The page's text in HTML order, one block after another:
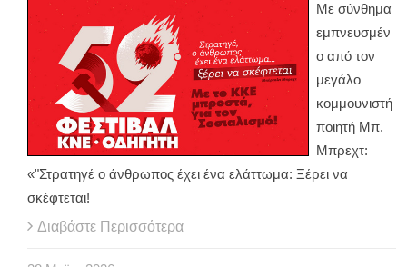
Με σύνθημα
εμπνευσμέν
ο από τον
μεγάλο
κομμουνιστή
ποιητή Μπ.
Μπρεχτ:
«"Στρατηγέ ο άνθρωπος έχει ένα ελάττωμα: Ξέρει να
σκέφτεται!
Διαβάστε Περισσότερα